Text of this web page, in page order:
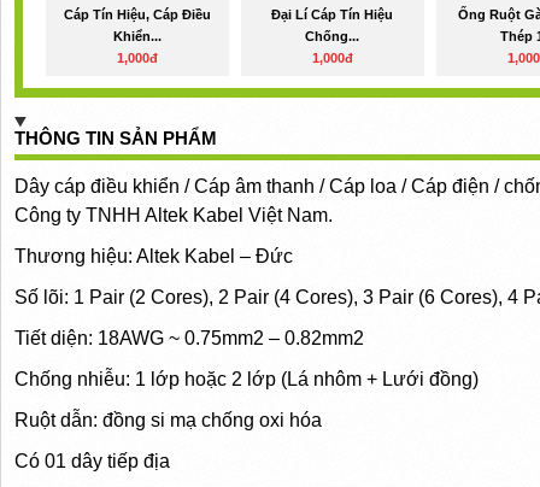
Cáp Tín Hiệu, Cáp Điều
Khiển...
1,000đ
Đại Lí Cáp Tín Hiệu
Chống...
1,000đ
Ống Ruột
Thép
THÔNG TIN SẢN PHẨM
Dây cáp điều khiển / Cáp âm thanh / Cáp loa / Cáp điện /
Công ty TNHH Altek Kabel Việt Nam.
Thương hiệu: Altek Kabel – Đức
Số lõi: 1 Pair (2 Cores), 2 Pair (4 Cores), 3 Pair (6 Cores), 4
Tiết diện: 18AWG ~ 0.75mm2 – 0.82mm2
Chống nhiễu: 1 lớp hoặc 2 lớp (Lá nhôm + Lưới đồng)
Ruột dẫn: đồng si mạ chống oxi hóa
Có 01 dây tiếp địa